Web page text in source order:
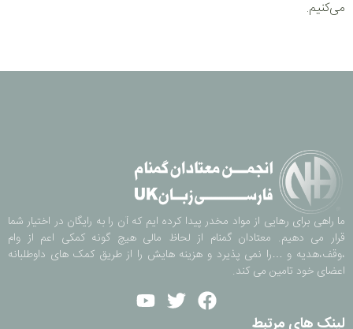
می‌کنیم.
ما راهی برای رهایی از مواد مخدر پیدا کرده ایم که آن را به رایگان در اختیار شما
قرار می دهیم. معتادان گمنام از لحاظ مالی هیچ گونه کمکی اعم از وام
،وقف،هدیه و …را نمی پذیرد و هزینه هایش را از طریق کمک های داوطلبانه
اعضای خود تامین می کند.